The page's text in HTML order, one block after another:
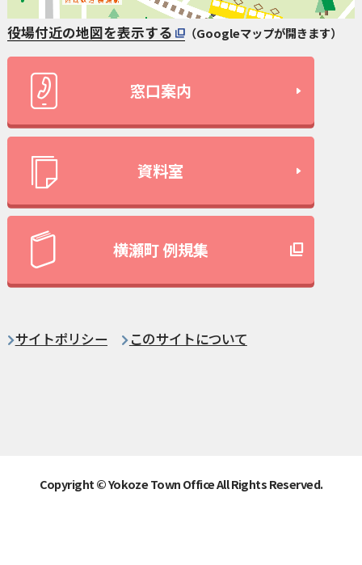
役場付近の地図を表示する （Googleマップが開きます）
窓口案内
資料室
横瀬町 例規集
サイトポリシー このサイトについて
Copyright © Yokoze Town Office All Rights Reserved.